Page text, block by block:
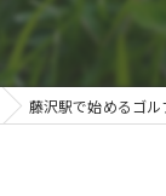
金表
ンゴルフ Caddy
ある質問
会開催受付
藤沢駅で始めるゴ